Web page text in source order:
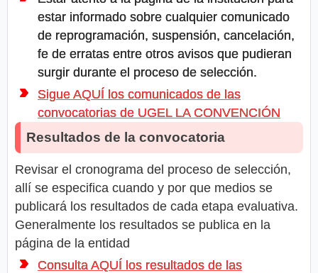
estar informado sobre cualquier comunicado
de reprogramación, suspensión, cancelación,
fe de erratas entre otros avisos que pudieran
surgir durante el proceso de selección.
Sigue AQUÍ los comunicados de las
convocatorias de UGEL LA CONVENCIÓN
Resultados de la convocatoria
Revisar el cronograma del proceso de selección,
allí se especifica cuando y por que medios se
publicará los resultados de cada etapa evaluativa.
Generalmente los resultados se publica en la
página de la entidad
Consulta AQUÍ los resultados de las